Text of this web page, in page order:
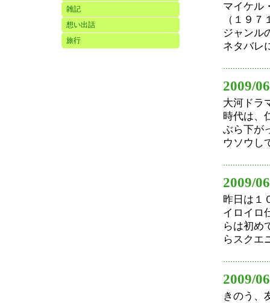
雑記
想い出話
旅行
マイケル
（１９
ジャンル
ネタバレ
2009/
大河ドラ
時代は、
ぶら下が
ウソウし
2009/
昨日は１
イロイロ
らは初め
らスクエ
2009/
きのう、